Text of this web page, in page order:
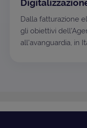
Dalla fatturazione
gli obiettivi
all'avanguardia, in